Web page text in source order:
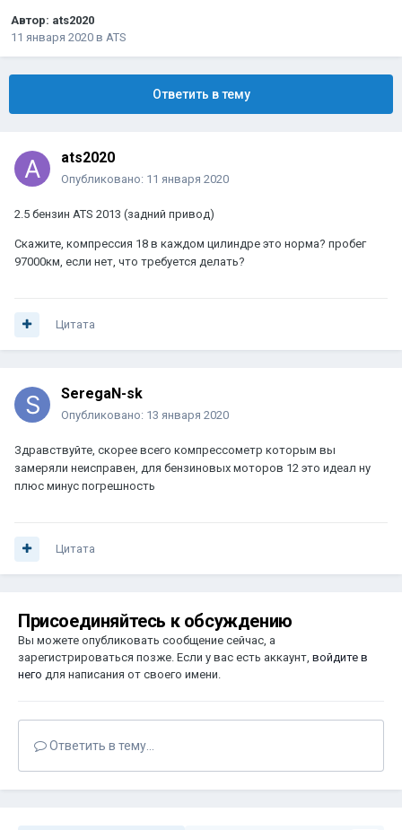
Автор: ats2020
11 января 2020 в ATS
Ответить в тему
ats2020
Опубликовано: 11 января 2020
2.5 бензин ATS 2013 (задний привод)
Скажите, компрессия 18 в каждом цилиндре это норма? пробег
97000км, если нет, что требуется делать?
Цитата
SeregaN-sk
Опубликовано: 13 января 2020
Здравствуйте, скорее всего компрессометр которым вы
замеряли неисправен, для бензиновых моторов 12 это идеал ну
плюс минус погрешность
Цитата
Присоединяйтесь к обсуждению
Вы можете опубликовать сообщение сейчас, а
зарегистрироваться позже. Если у вас есть аккаунт, войдите в
него для написания от своего имени.
Ответить в тему...